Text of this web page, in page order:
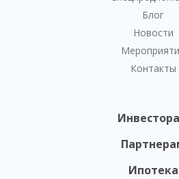
Блог
Новости
Контакты
Ипотека